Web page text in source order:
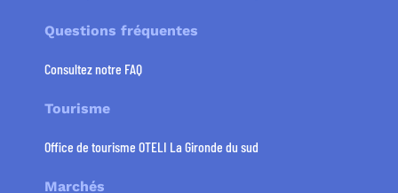
Questions fréquentes
Consultez notre FAQ
Tourisme
Office de tourisme OTELI La Gironde du sud
Marchés